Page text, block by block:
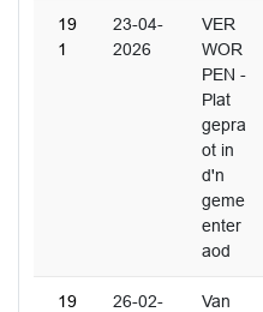
19
1
23-04-
2026
VER
WOR
PEN -
Plat
gepra
ot in
d'n
geme
enter
aod
19
26-02-
Van